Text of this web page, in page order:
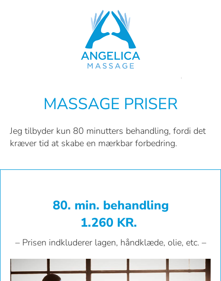
MASSAGE PRISER
Jeg tilbyder kun 80 minutters behandling, fordi det
kræver tid at skabe en mærkbar forbedring.
80. min. behandling
1.260 KR.
– Prisen indkluderer lagen, håndklæde, olie, etc. –